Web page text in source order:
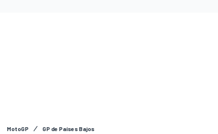
MotoGP GP de Países Bajos